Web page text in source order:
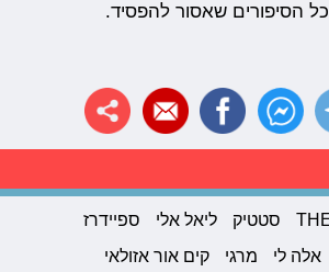
הסיפורים שאסור להפסיד.
סטטיק ליאל אלי
ספיידרז
אלה לי מרגי קים אור אזולאי